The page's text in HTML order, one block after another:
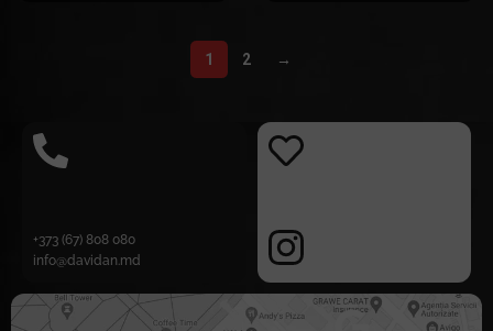
1 2 →
+373 (67) 808 080
info@davidan.md